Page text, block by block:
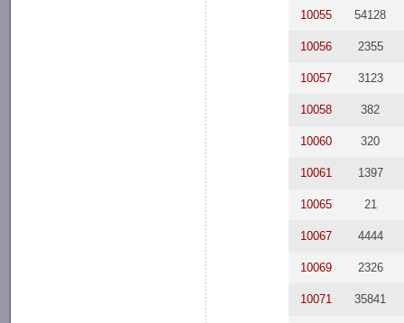
10055 54128
10056 2355
10057 3123
10058 382
10060 320
10061 1397
10065 21
10067 4444
10069 2326
10071 35841